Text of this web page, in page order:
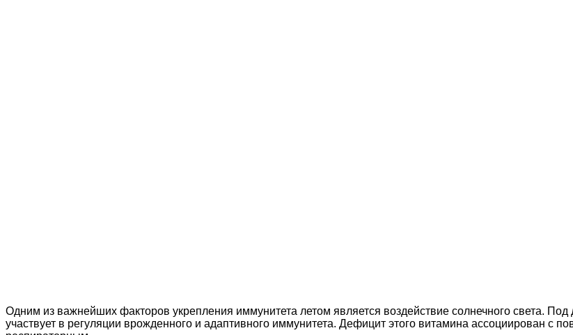
Одним из важнейших факторов укрепления иммунитета летом является воздействие солнечного света.
участвует в регуляции врожденного и адаптивного иммунитета. Дефицит этого витамина ассоциирован